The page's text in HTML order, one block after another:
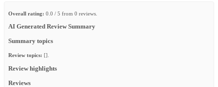
Overall rating: 0.0 / 5 from 0 reviews.
AI Generated Review Summary
Summary topics
Review topics: [].
Review highlights
Reviews